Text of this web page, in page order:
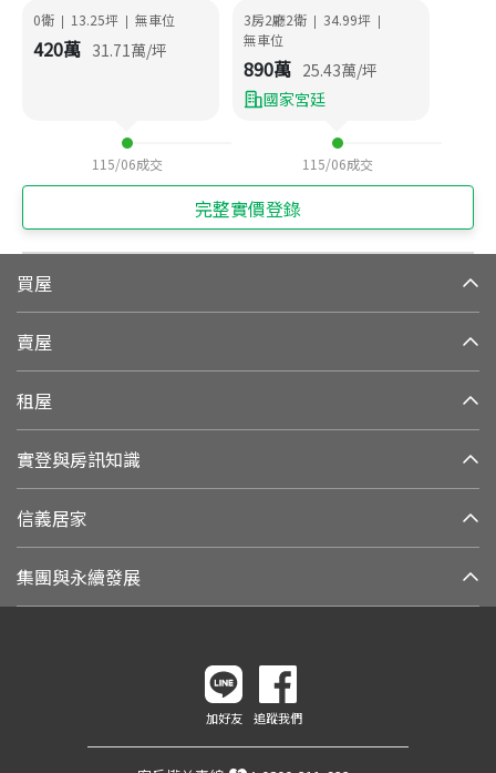
0衛 | 13.25坪 | 無車位
420萬 31.71萬/坪
115/06成交
3房2廳2衛 | 34.99坪 |
無車位
890萬 25.43萬/坪
國家宮廷
115/06成交
完整實價登錄
買屋
賣屋
租屋
實登與房訊知識
信義居家
集團與永續發展
加好友 追蹤我們